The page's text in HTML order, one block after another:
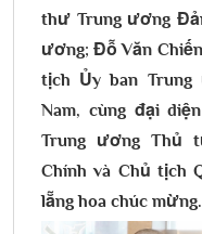
thư Trung ương
ương; Đỗ Văn
tịch Ủy ban
Nam, cùng đại
Trung ương Thủ
Chính và Chủ tịch
lẵng hoa chúc mừng.